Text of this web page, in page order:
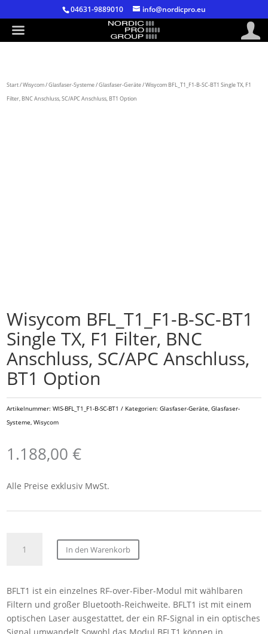
04631-9889010 info@nordicpro.eu
Start/Wisycom/Glasfaser-Systeme/Glasfaser-Geräte/ Wisycom BFL_T1_F1-B-SC-BT1 Single TX, F1
Filter, BNC Anschluss, SC/APC Anschluss, BT1 Option
Wisycom BFL_T1_F1-B-SC-BT1
Single TX, F1 Filter, BNC
Anschluss, SC/APC Anschluss,
BT1 Option
Artikelnummer:WIS-BFL_T1_F1-B-SC-BT1 Kategorien:Glasfaser-Geräte,Glasfaser-
Systeme,Wisycom
1.188,00€
Alle Preise exklusiv MwSt.
BFL_T1_F1-
BT1
Single
TX,
In den Warenkorb
BFLT1 ist ein einzelnes RF-over-Fiber-Modul mit wählbaren
Filtern und großer Bluetooth-Reichweite. BFLT1 ist mit einem
optischen Laser ausgestattet, der ein RF-Signal in ein optisches